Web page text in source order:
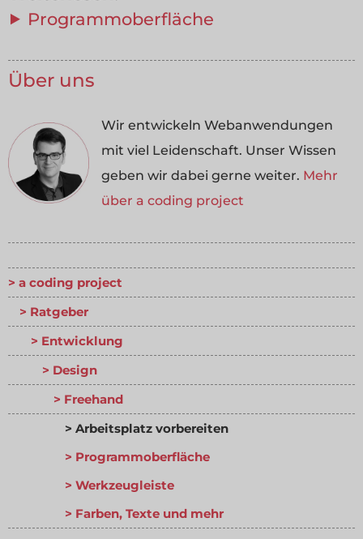
⯈ Programmoberfläche
Über uns
Wir entwickeln Webanwendungen
mit viel Leidenschaft. Unser Wissen
geben wir dabei gerne weiter. Mehr
über a coding project
a coding project
Ratgeber
Entwicklung
Design
Freehand
Arbeitsplatz vorbereiten
Programmoberfläche
Werkzeugleiste
Farben, Texte und mehr